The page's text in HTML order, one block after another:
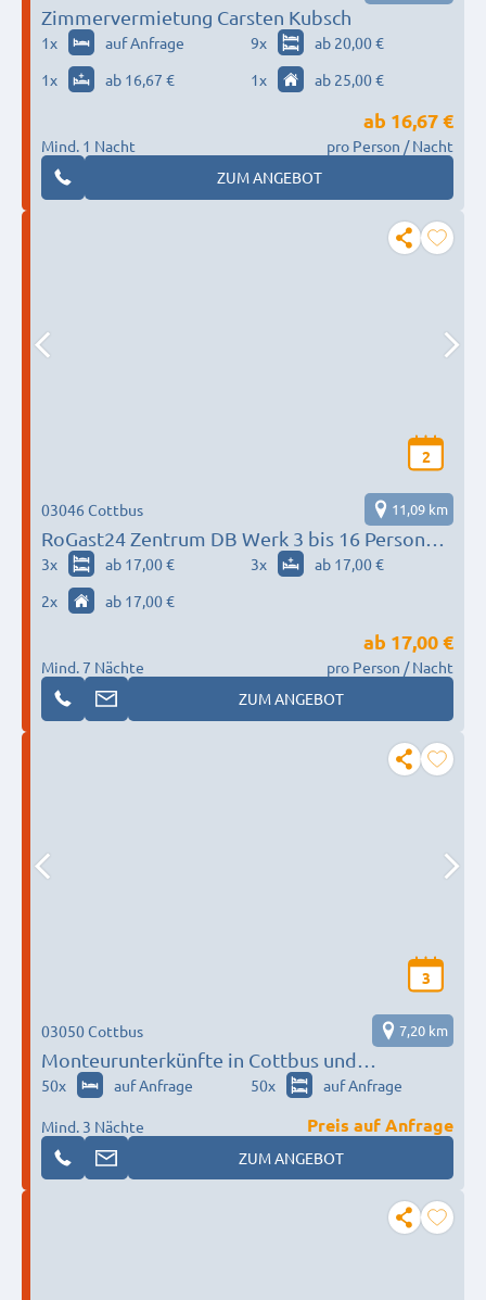
Zimmervermietung Carsten Kubsch
1x auf Anfrage 9x
ab 20,00 €
1x ab 16,67 € 1x ab 25,00 €
Mind. 1 Nacht
ab 16,67 €
pro Person / Nacht
ZUM ANGEBOT
2
RoGast24 Zentrum DB Werk 3 bis 16 Personen
(Netflix Prime inklusive) möbeliert neu!
03046 Cottbus 11,09 km
3x ab 17,00 € 3x
ab 17,00 €
2x ab 17,00 €
Mind. 7 Nächte
ab 17,00 €
pro Person / Nacht
ZUM ANGEBOT
3
Monteurunterkünfte in Cottbus und
Umgebung für über 150 Monteure
03050 Cottbus 7,20 km
50x auf Anfrage 50x auf Anfrage
Mind. 3 Nächte
Preis auf Anfrage
ZUM ANGEBOT